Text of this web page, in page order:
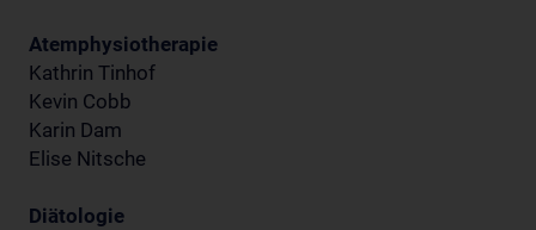
Atemphysiotherapie
Kathrin Tinhof
Kevin Cobb
Karin Dam
Elise Nitsche
Diätologie